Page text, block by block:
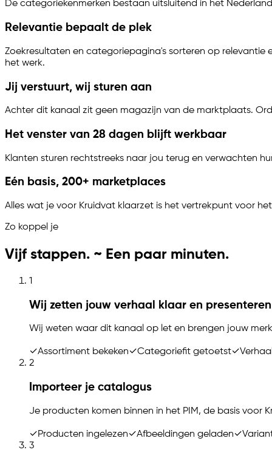
De categoriekenmerken bestaan uitsluitend in het
Relevantie bepaalt de plek
Zoekresultaten en categoriepagina's sorteren op
het werk.
Jij verstuurt, wij sturen aan
Achter dit kanaal zit geen magazijn van de marktplaats.
Het venster van 28 dagen blijft werkbaar
Klanten sturen rechtstreeks naar jou terug en verwachten
Eén basis, 200+ marketplaces
Alles wat je voor Kruidvat klaarzet is het vertrekpunt voor
Zo koppel je
Vijf stappen. ~ Een paar minuten.
1
Wij zetten jouw verhaal klaar en
Wij weten waar dit kanaal op let en brengen jouw
✓Assortiment bekeken✓Categoriefit getoetst✓
2
Importeer je catalogus
Je producten komen binnen in het PIM, de basis voor
✓Producten ingelezen✓Afbeeldingen geladen✓
3